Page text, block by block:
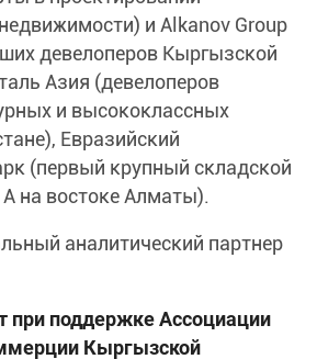
и Alkanov Group
девелоперов Кыргызской
Азия (девелоперов
и высококлассных
Евразийский
(первый крупный складской
на востоке Алматы).
аналитический партнер
при поддержке Ассоциации
Кыргызской